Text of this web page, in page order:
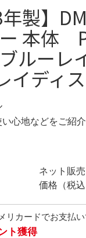
製】
本体
ルーレ
イディ
心地などをご紹
ネット販売
価格（税込
リカードでお支払
ト獲得